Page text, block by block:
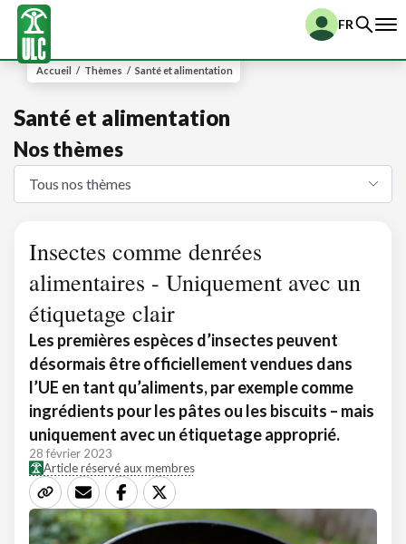
FR
Accueil / Thèmes / Santé et alimentation
Santé et alimentation
Nos thèmes
Insectes comme denrées
alimentaires - Uniquement avec un
étiquetage clair
Les premières espèces d’insectes peuvent
désormais être officiellement vendues dans
l’UE en tant qu’aliments, par exemple comme
ingrédients pour les pâtes ou les biscuits – mais
uniquement avec un étiquetage approprié.
28 février 2023
Article réservé aux membres